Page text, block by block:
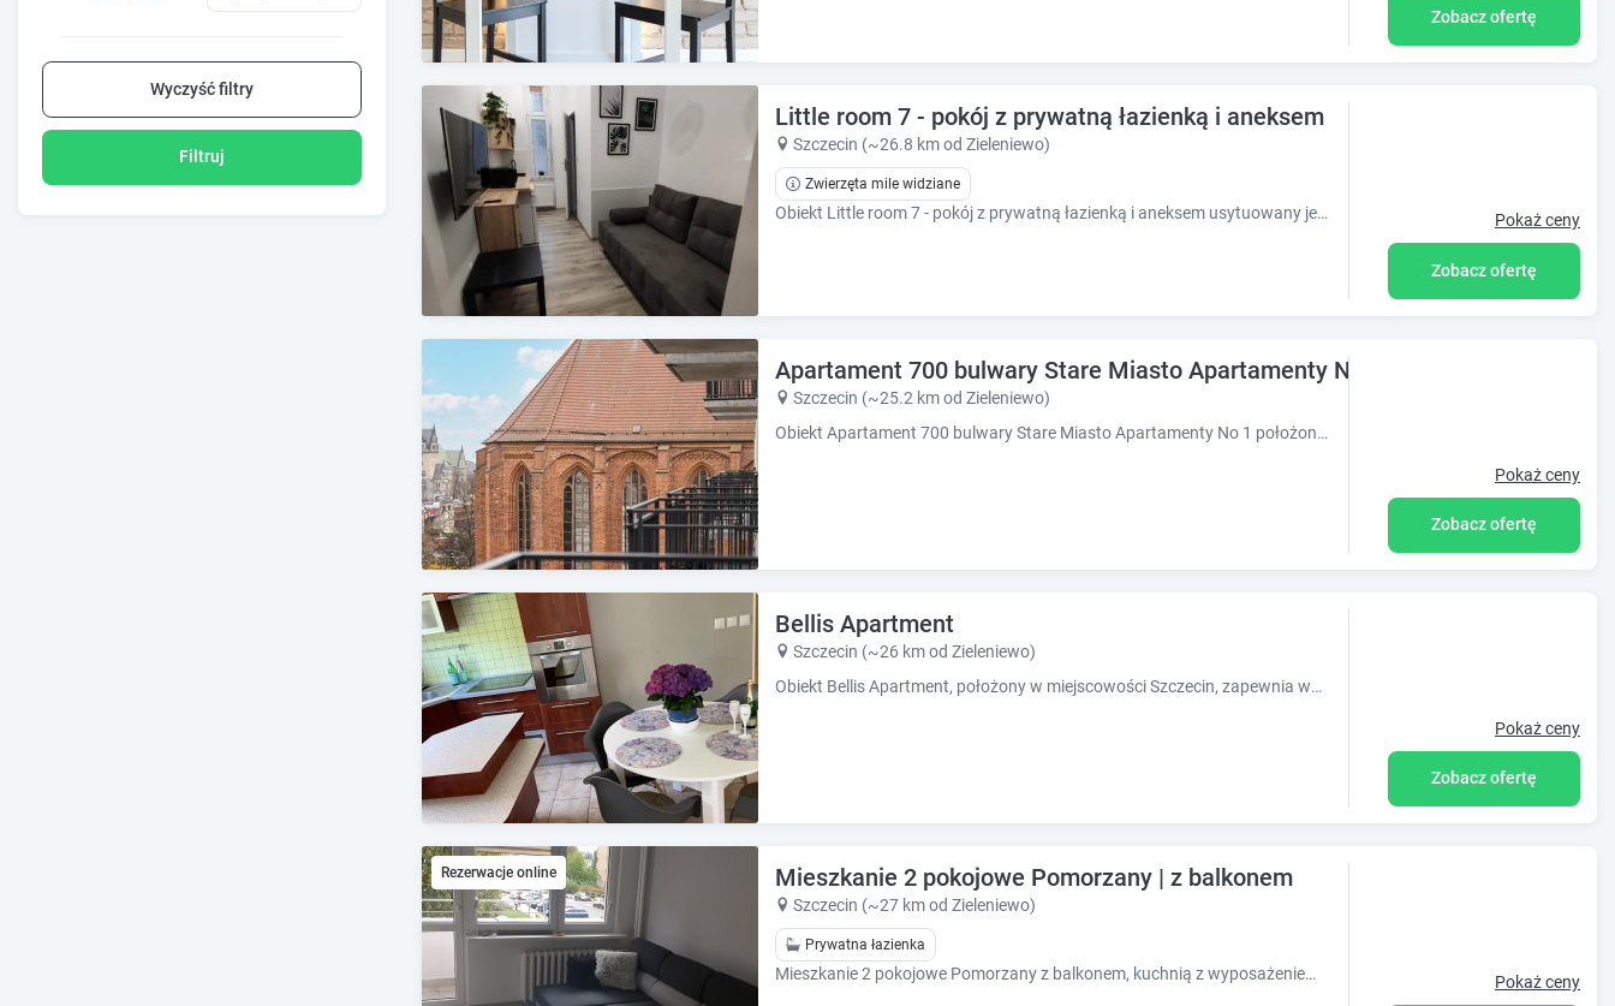
Wyczyść filtry
Filtruj
Zobacz ofertę
Little room 7 - pokój z prywatną łazienką i aneksem
Szczecin (~26.8 km od Zieleniewo)
Zwierzęta mile widziane
Obiekt Little room 7 - pokój z prywatną łazienką i aneksem usytuowany jest w sercu miejscowości Szczecin. Odległość ważnych miejsc od obiektu Pokaż ceny
Zobacz ofertę
Apartament 700 bulwary Stare Miasto Apartamenty No 1
Szczecin (~25.2 km od Zieleniewo)
Obiekt Apartament 700 bulwary Stare Miasto Apartamenty No 1 położony jest w centrum miejscowości Szczecin i oferuje bezpłatne Wi-Fi.
Pokaż ceny
Zobacz ofertę
Bellis Apartment
Szczecin (~26 km od Zieleniewo)
Obiekt Bellis Apartment, położony w miejscowości Szczecin, zapewnia wspólny salon, bezpłatne Wi-Fi i wspólną kuchnię. Odległość ważnych mi
Pokaż ceny
Zobacz ofertę
Rezerwacje online Mieszkanie 2 pokojowe Pomorzany | z balkonem
Szczecin (~27 km od Zieleniewo)
Prywatna łazienka
Mieszkanie 2 pokojowe Pomorzany z balkonem, kuchnią z wyposażeniem, łazienką z prysznicem. Możliwość zaparkowania samochodu, bezpłatne wifi. Pokaż ceny